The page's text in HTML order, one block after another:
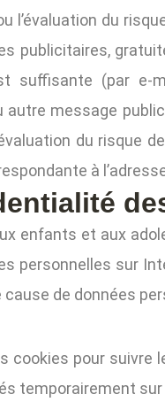
l’évaluation du
publicitaires,
suffisante (par e-
message
du risque
à
enfants et aux
personnelles sur
de données
cookies pour
sur